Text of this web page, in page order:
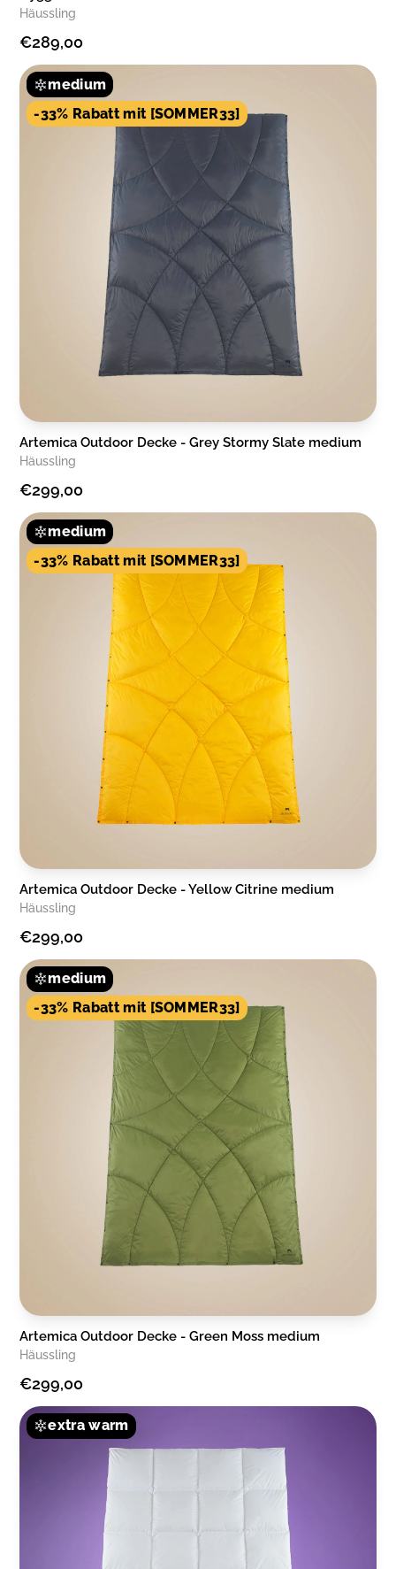
Häussling
€289,00
medium
-33% Rabatt mit [SOMMER33]
Artemica Outdoor Decke - Grey Stormy Slate medium
Häussling
€299,00
medium
-33% Rabatt mit [SOMMER33]
Artemica Outdoor Decke - Yellow Citrine medium
Häussling
€299,00
medium
-33% Rabatt mit [SOMMER33]
Artemica Outdoor Decke - Green Moss medium
Häussling
€299,00
extra warm